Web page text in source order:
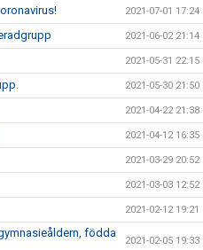
2021-07-01 17:24
2021-06-02 21:14
2021-05-31 22:15
2021-05-30 21:50
2021-04-22 21:38
2021-04-12 16:35
2021-03-29 20:52
2021-03-03 12:52
2021-02-12 19:21
födda
2021-02-05 19:33